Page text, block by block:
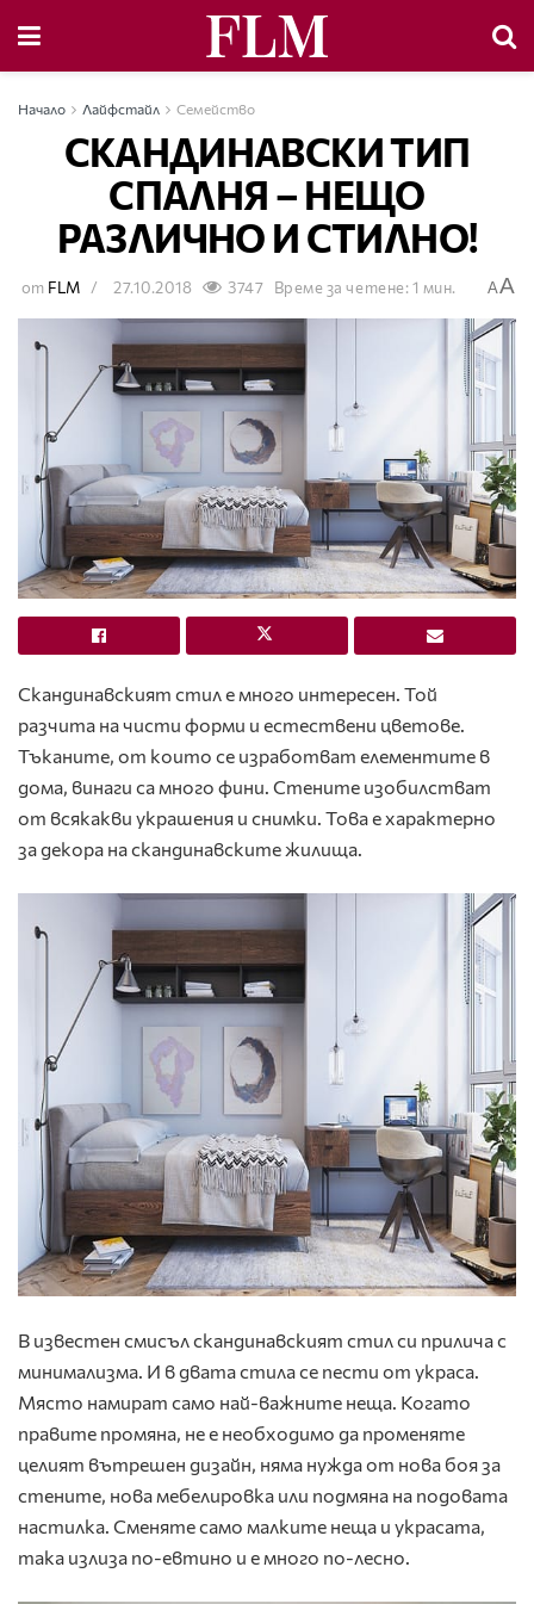
Начало Лайфстайл Семейство
СКАНДИНАВСКИ ТИП
СПАЛНЯ – НЕЩО
РАЗЛИЧНО И СТИЛНО!
от FLM 27.10.2018 3747 Време за четене: 1 мин. AA
Скандинавският стил е много интересен. Той
разчита на чисти форми и естествени цветове.
Тъканите, от които се изработват елементите в
дома, винаги са много фини. Стените изобилстват
от всякакви украшения и снимки. Това е характерно
за декора на скандинавските жилища.
В известен смисъл скандинавският стил си прилича с
минимализма. И в двата стила се пести от украса.
Място намират само най-важните неща. Когато
правите промяна, не е необходимо да променяте
целият вътрешен дизайн, няма нужда от нова боя за
стените, нова мебелировка или подмяна на подовата
настилка. Сменяте само малките неща и украсата,
така излиза по-евтино и е много по-лесно.